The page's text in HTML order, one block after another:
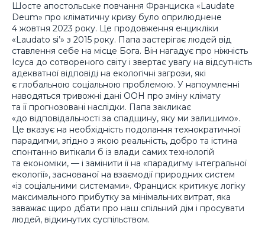
Шосте апостольське повчання Франциска «Laudate
Deum» про кліматичну кризу було оприлюднене
4 жовтня 2023 року. Це продовження енцикліки
«Laudato si’» з 2015 року. Папа застерігає людей від
ставлення себе на місце Бога. Він нагадує про ніжність
Ісуса до сотвореного світу і звертає увагу на відсутність
адекватної відповіді на екологічні загрози, які
є глобальною соціальною проблемою. У напоумленні
наводяться тривожні дані ООН про зміну клімату
та її прогнозовані наслідки. Папа закликає
«до відповідальності за спадщину, яку ми залишимо».
Це вказує на необхідність подолання технократичної
парадигми, згідно з якою реальність, добро та істина
спонтанно витікали б із влади самих технологій
та економіки, — і замінити її на «парадигму інтегральної
екології», заснованої на взаємодії природних систем
«із соціальними системами». Франциск критикує логіку
максимального прибутку за мінімальних витрат, яка
заважає щиро дбати про наш спільний дім і просувати
людей, відкинутих суспільством.